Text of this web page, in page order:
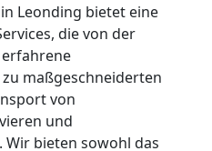
Leonding bietet eine
die von der
maßgeschneiderten
von
und
Wir bieten sowohl das